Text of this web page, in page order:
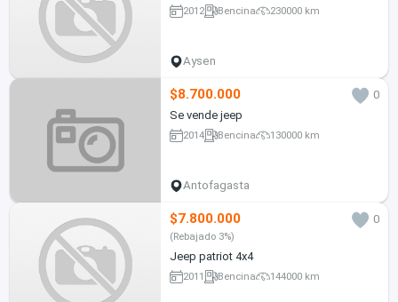
2012 Bencina 230000 km
Aysen
$8.700.000
0
Se vende jeep
2014 Bencina 130000 km
Antofagasta
$7.800.000 0
(Rebajado 3%)
Jeep patriot 4x4
2011 Bencina 144000 km